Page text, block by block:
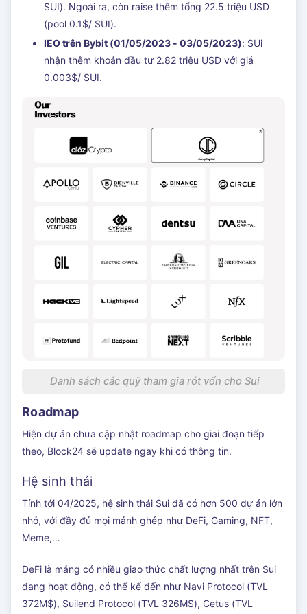
SUI). Ngoài ra, còn raise thêm tổng 22.5 triệu USD
(pool 0.1$/ SUI).
IEO trên Bybit (01/05/2023 - 03/05/2023): SUi
nhận thêm khoản đầu tư 2.82 triệu USD với giá
0.003$/ SUI.
Danh sách các quỹ tham gia rót vốn cho Sui
Roadmap
Hiện dự án chưa cập nhật roadmap cho giai đoạn tiếp
theo, Block24 sẽ update ngay khi có thông tin.
Hệ sinh thái
Tính tới 04/2025, hệ sinh thái Sui đã có hơn 500 dự án lớn
nhỏ, với đầy đủ mọi mảnh ghép như DeFi, Gaming, NFT,
Meme,…
DeFi là mảng có nhiều giao thức chất lượng nhất trên Sui
đang hoạt động, có thể kể đến như Navi Protocol (TVL
372M$), Suilend Protocol (TVL 326M$), Cetus (TVL